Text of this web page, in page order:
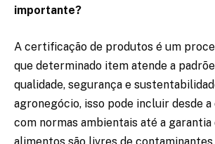
importante?
A certificação de produtos é um
que determinado item atende a
qualidade, segurança e
agronegócio, isso pode incluir desde
com normas ambientais até a garantia
alimentos são livres de